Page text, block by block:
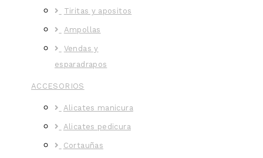
Tiritas y apositos
Ampollas
Vendas y
esparadrapos
ACCESORIOS
Alicates manicura
Alicates pedicura
Cortauñas